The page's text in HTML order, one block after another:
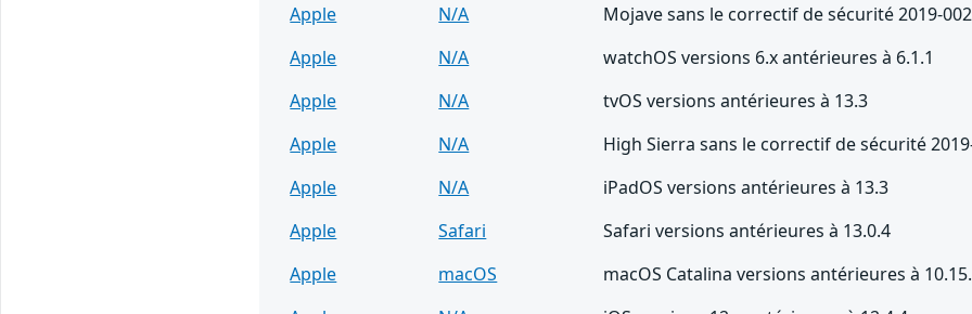
Apple
N/A
Mojave sans le correctif de sécurité 2019-002
Apple
N/A
watchOS versions 6.x antérieures à 6.1.1
Apple
N/A
tvOS versions antérieures à 13.3
Apple
N/A
High Sierra sans le correctif de sécurité
Apple
N/A
iPadOS versions antérieures à 13.3
Apple
Safari
Safari versions antérieures à 13.0.4
Apple
macOS
macOS Catalina versions antérieures à